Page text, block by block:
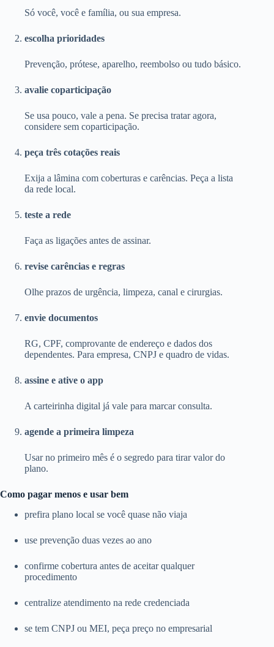
Só você, você e família, ou sua empresa.
escolha prioridades
Prevenção, prótese, aparelho, reembolso ou tudo básico.
avalie coparticipação
Se usa pouco, vale a pena. Se precisa tratar agora,
considere sem coparticipação.
peça três cotações reais
Exija a lâmina com coberturas e carências. Peça a lista
da rede local.
teste a rede
Faça as ligações antes de assinar.
revise carências e regras
Olhe prazos de urgência, limpeza, canal e cirurgias.
envie documentos
RG, CPF, comprovante de endereço e dados dos
dependentes. Para empresa, CNPJ e quadro de vidas.
assine e ative o app
A carteirinha digital já vale para marcar consulta.
agende a primeira limpeza
Usar no primeiro mês é o segredo para tirar valor do
plano.
Como pagar menos e usar bem
prefira plano local se você quase não viaja
use prevenção duas vezes ao ano
confirme cobertura antes de aceitar qualquer
procedimento
centralize atendimento na rede credenciada
se tem CNPJ ou MEI, peça preço no empresarial